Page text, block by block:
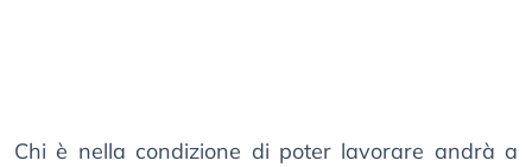
Chi è nella condizione di poter lavorare andrà a